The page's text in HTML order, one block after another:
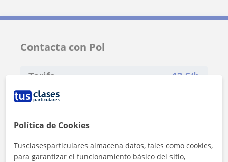
Contacta con Pol
Tarifa 12 €/h
Política de Cookies
Tusclasesparticulares almacena datos, tales como cookies,
para garantizar el funcionamiento básico del sitio,